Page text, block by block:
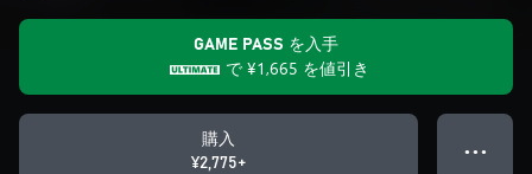
GAME PASS を入手
で ¥1,665 を値引き
購入
¥2,775+
● ● ●